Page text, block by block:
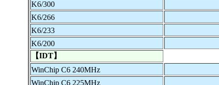
K6/300
K6/266
K6/233
K6/200
【IDT】
WinChip C6 240MHz
WinChip C6 225MHz